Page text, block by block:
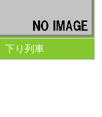
下り列車